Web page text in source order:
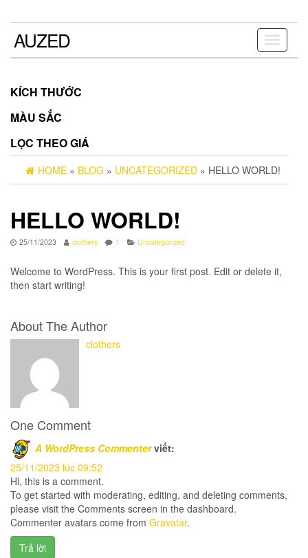
content
Toggle
AUZED
KÍCH THƯỚC
MÀU SẮC
LỌC THEO GIÁ
HOME » BLOG » UNCATEGORIZED » HELLO WORLD!
HELLO WORLD!
25/11/2023 clothers 1 Uncategorized
Welcome to WordPress. This is your first post. Edit or delete it,
then start writing!
About The Author
clothers
One Comment
A WordPress Commenter viết:
25/11/2023 lúc 09:52
Hi, this is a comment.
To get started with moderating, editing, and deleting comments,
please visit the Comments screen in the dashboard.
Commenter avatars come from Gravatar.
Trả lời